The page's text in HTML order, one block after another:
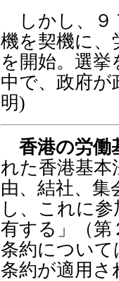
しかし、９
機を契機に、
を開始。選
中で、政府が
明)
香港の労働
れた香港基本
由、結社、集
し、これに
有する」（第
条約について
条約が適用